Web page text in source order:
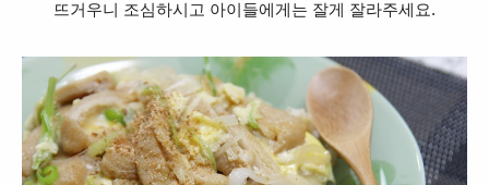
뜨거우니 조심하시고 아이들에게는 잘게 잘라주세요.